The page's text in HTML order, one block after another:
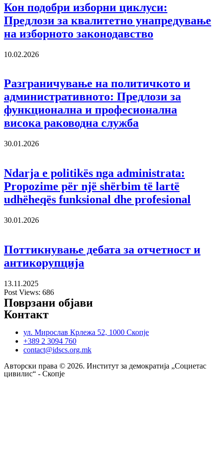
Кон подобри изборни циклуси:
Предлози за квалитетно унапредување
на изборното законодавство
10.02.2026
Разграничување на политичкото и
административното: Предлози за
функционална и професионална
висока раководна служба
30.01.2026
Ndarja e politikës nga administrata:
Propozime për një shërbim të lartë
udhëheqës funksional dhe profesional
30.01.2026
Поттикнување дебата за отчетност и
антикорупција
13.11.2025
Post Views: 686
Поврзани објави
Контакт
ул. Мирослав Крлежа 52, 1000 Скопје
+389 2 3094 760
contact@idscs.org.mk
Авторски права © 2026. Институт за демократија „Социетас
цивилис“ - Скопје